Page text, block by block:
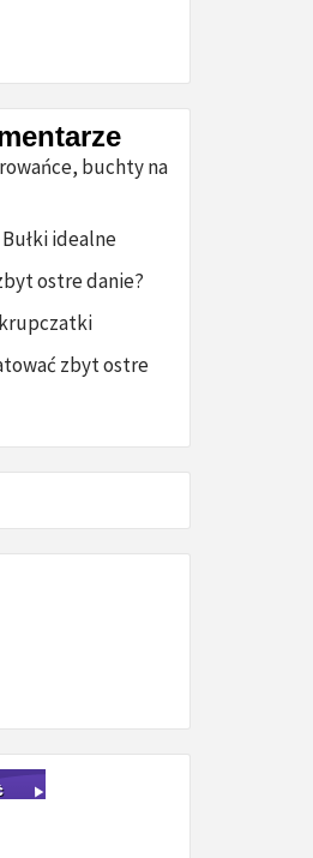
buchty na
Bułki idealne
ostre danie?
zbyt ostre